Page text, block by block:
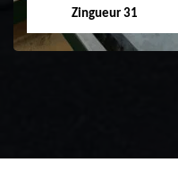
Zingueur 31